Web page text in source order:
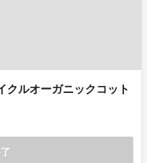
クルオーガニックコット